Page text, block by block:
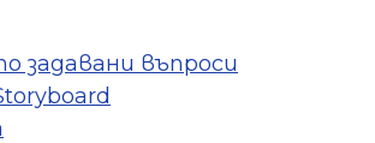
задавани въпроси